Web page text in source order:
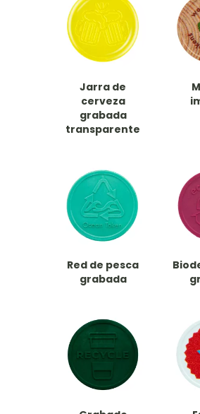
Jarra de
cerveza
grabada
transparente
Red de pesca
grabada